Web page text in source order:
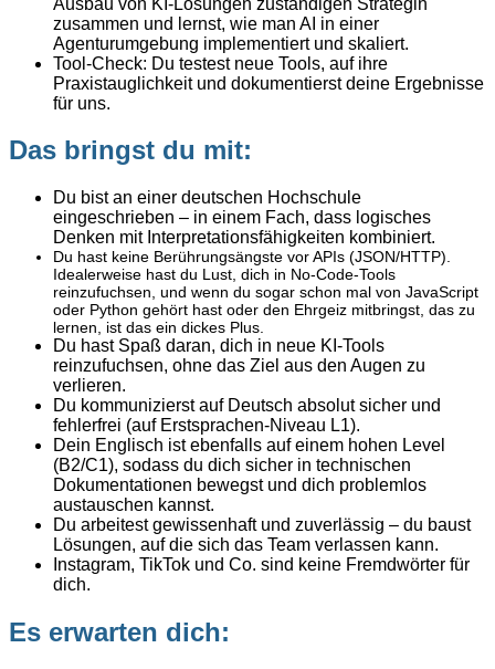
zusammen und lernst, wie man AI in einer
Agenturumgebung implementiert und skaliert.
Tool-Check: Du testest neue Tools, auf ihre
Praxistauglichkeit und dokumentierst deine Ergebnisse
für uns.
Das bringst du mit:
Du bist an einer deutschen Hochschule
eingeschrieben – in einem Fach, dass logisches
Denken mit Interpretationsfähigkeiten kombiniert.
Du hast keine Berührungsängste vor APIs (JSON/HTTP).
Idealerweise hast du Lust, dich in No-Code-Tools
reinzufuchsen, und wenn du sogar schon mal von JavaScript
oder Python gehört hast oder den Ehrgeiz mitbringst, das zu
lernen, ist das ein dickes Plus.
Du hast Spaß daran, dich in neue KI-Tools
reinzufuchsen, ohne das Ziel aus den Augen zu
verlieren.
Du kommunizierst auf Deutsch absolut sicher und
fehlerfrei (auf Erstsprachen-Niveau L1).
Dein Englisch ist ebenfalls auf einem hohen Level
(B2/C1), sodass du dich sicher in technischen
Dokumentationen bewegst und dich problemlos
austauschen kannst.
Du arbeitest gewissenhaft und zuverlässig – du baust
Lösungen, auf die sich das Team verlassen kann.
Instagram, TikTok und Co. sind keine Fremdwörter für
dich.
Es erwarten dich: